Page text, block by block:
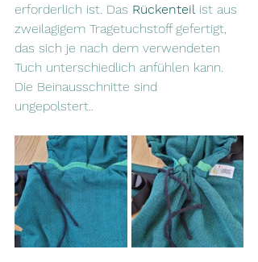
erforderlich ist. Das Rückenteil ist aus
zweilagigem Tragetuchstoff gefertigt,
das sich je nach dem verwendeten
Tuch unterschiedlich anfühlen kann.
Die Beinausschnitte sind
ungepolstert..